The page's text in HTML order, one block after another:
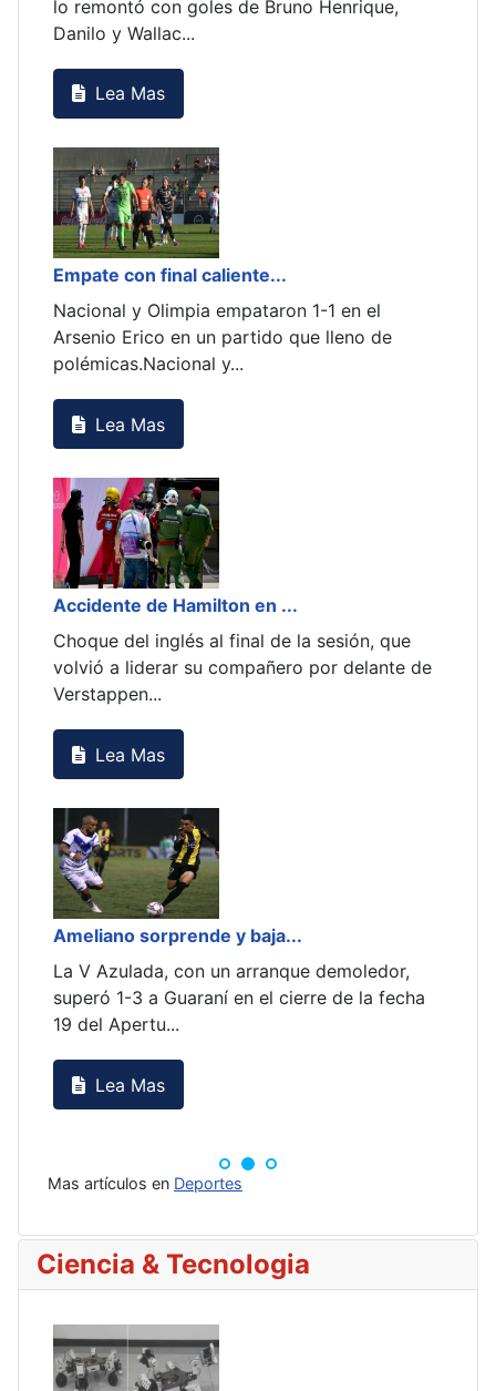
Henrique,
1-1 en el
lleno de
sesión, que
por delante de
demoledor,
de la fecha
visita de Trinidense en el estadio La
en du...
Libertad sigue frenado en...
Libertad empató sin goles ante
la Fortaleza de Pykysyry y aunque
va perdien...
Mas artículos en Deportes
Ciencia & Tecnologia